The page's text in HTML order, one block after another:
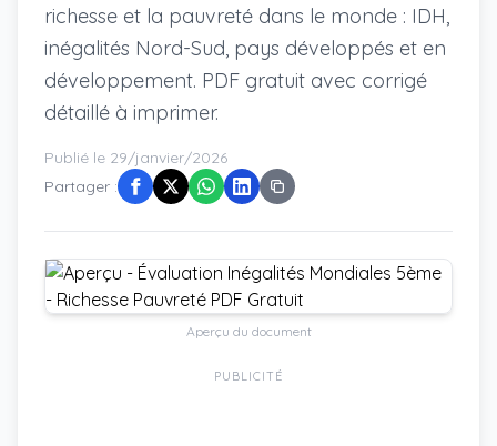
richesse et la pauvreté dans le monde : IDH,
inégalités Nord-Sud, pays développés et en
développement. PDF gratuit avec corrigé
détaillé à imprimer.
Publié le 29/janvier/2026
Partager :
Aperçu du document
PUBLICITÉ